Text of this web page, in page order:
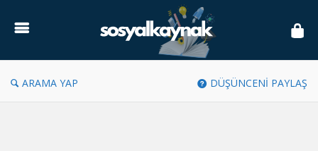
Kaynak
ARAMA YAP DÜŞÜNCENİ PAYLAŞ